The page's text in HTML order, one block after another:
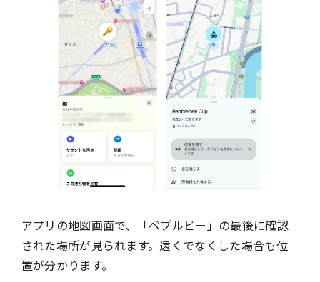
アプリの地図画面で、「ペブルビー」の最後に確認
された場所が見られます。遠くでなくした場合も位
置が分かります。